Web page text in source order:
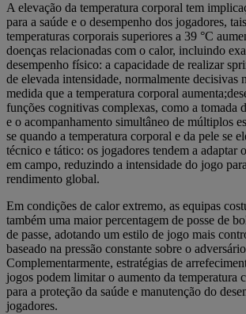
A elevação da temperatura corporal tem
para a saúde e o desempenho dos jogadores,
temperaturas corporais superiores a 39 °C
doenças relacionadas com o calor, incluindo
desempenho físico: a capacidade de realizar
de elevada intensidade, normalmente decisivas
medida que a temperatura corporal
funções cognitivas complexas, como a tomada
e o acompanhamento simultâneo de múltiplos
se quando a temperatura corporal e da pele se
técnico e tático: os jogadores tendem a adaptar
em campo, reduzindo a intensidade do jogo
rendimento global.
Em condições de calor extremo, as equipas
também uma maior percentagem de posse de
de passe, adotando um estilo de jogo mais
baseado na pressão constante sobre o
Complementarmente, estratégias de
jogos podem limitar o aumento da temperatura
para a proteção da saúde e manutenção do
jogadores.